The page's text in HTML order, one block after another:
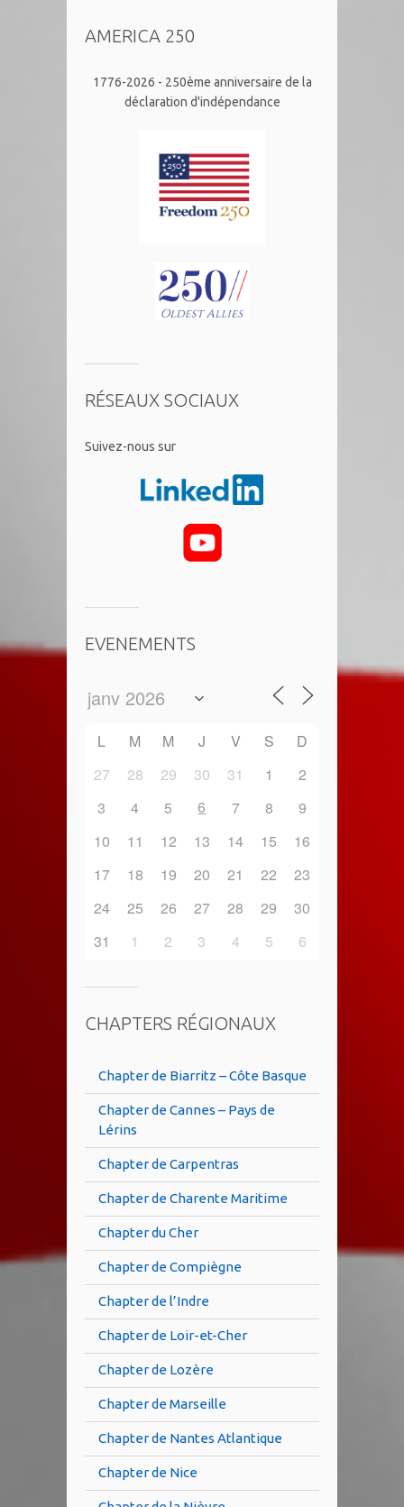
AMERICA 250
1776-2026 - 250ème anniversaire de la
déclaration d'indépendance
RÉSEAUX SOCIAUX
​Suivez-nous sur
EVENEMENTS
L M M J V S
D
27
28 29 30 31 1
2
3
4 5 6 7 8
9
10
11 12 13 14 15
16
17
18 19 20 21 22
23
24
25 26 27 28 29
30
31
1 2 3 4 5 6
CHAPTERS RÉGIONAUX
Chapter de Biarritz – Côte Basque
Chapter de Cannes – Pays de
Lérins
Chapter de Carpentras
Chapter de Charente Maritime
Chapter du Cher
Chapter de Compiègne
Chapter de l’Indre
Chapter de Loir-et-Cher
Chapter de Lozère
Chapter de Marseille
Chapter de Nantes Atlantique
Chapter de Nice